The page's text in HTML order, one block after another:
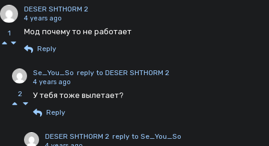
1
DESER SHTHORM 2
4 years ago
Мод почему то не работает
Reply
2
Se_You_So reply to DESER SHTHORM 2
4 years ago
У тебя тоже вылетает?
Reply
DESER SHTHORM 2 reply to Se_You_So